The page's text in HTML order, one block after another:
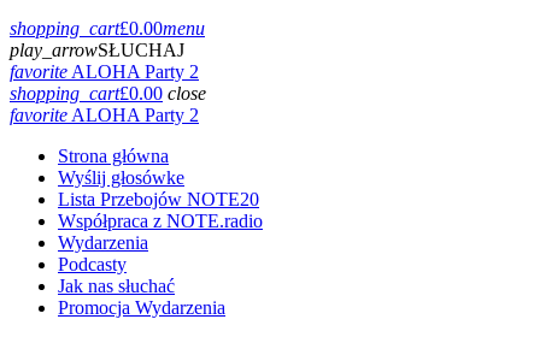
shopping_cart£0.00menu
play_arrowSŁUCHAJ
favoriteALOHA Party 2
shopping_cart£0.00 close
favoriteALOHA Party 2
Strona główna
Wyślij głosówke
Lista Przebojów NOTE20
Współpraca z NOTE.radio
Wydarzenia
Podcasty
Jak nas słuchać
Promocja Wydarzenia